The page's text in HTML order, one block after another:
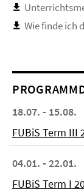
Wie finde ich
18.07. - 15.08.
FUBiS Term III
04.01. - 22.01.
FUBiS Term I